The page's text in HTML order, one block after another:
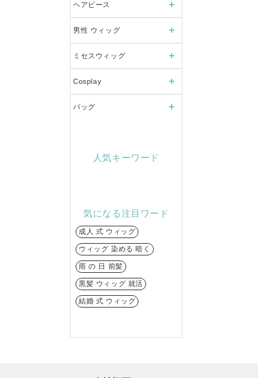
ヘアピース
男性 ウィッグ
ミセスウィッグ
Cosplay
バッグ
人気キーワード
気になる注目ワード
成人 式 ウィッグ
ウィッグ 染める 暗く
雨 の 日 前髪
黒髪 ウィッグ 就活
結婚 式 ウィッグ